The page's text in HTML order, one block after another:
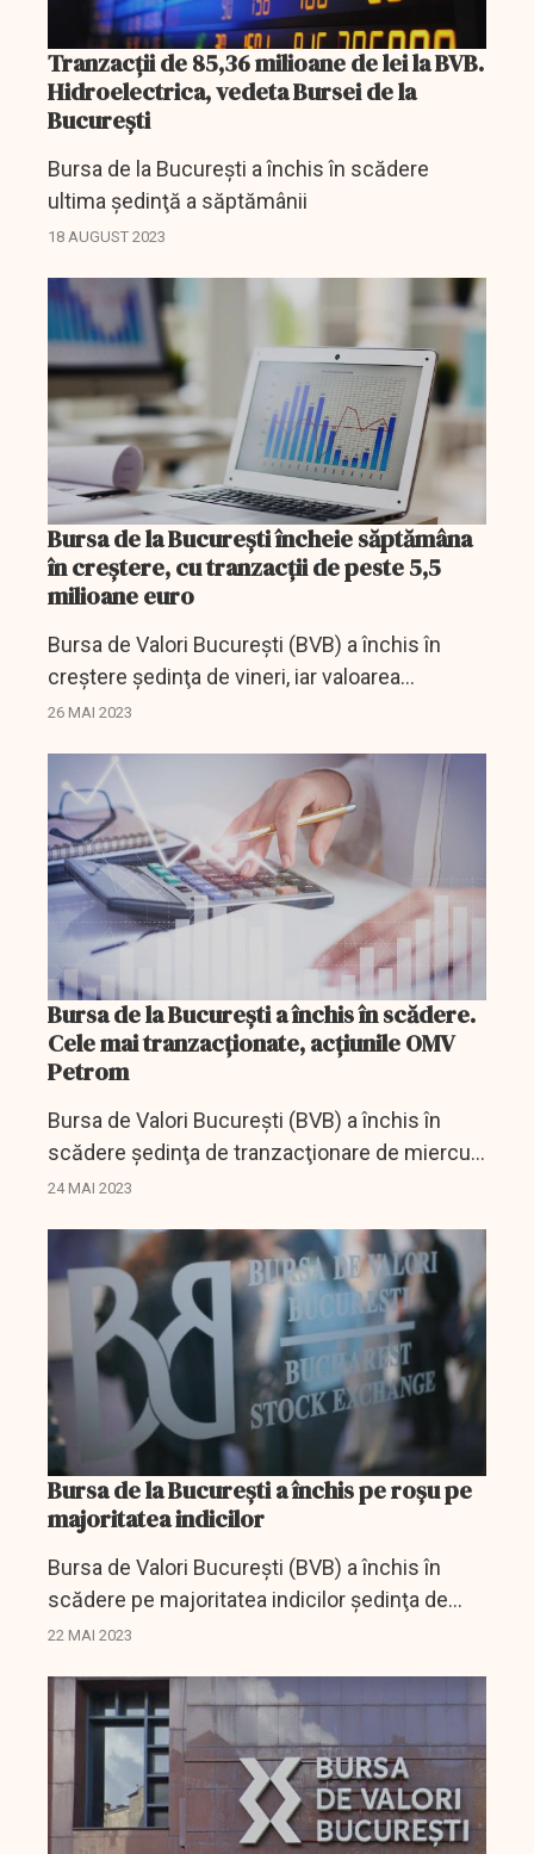
Tranzacții de 85,36 milioane de lei la BVB.
Hidroelectrica, vedeta Bursei de la
București
Bursa de la Bucureşti a închis în scădere
ultima şedinţă a săptămânii
18 AUGUST 2023
Bursa de la Bucureşti încheie săptămâna
în creştere, cu tranzacții de peste 5,5
milioane euro
Bursa de Valori Bucureşti (BVB) a închis în
creştere şedinţa de vineri, iar valoarea
schimburilor s-a situat la 27,38 milioane de lei
26 MAI 2023
Bursa de la Bucureşti a închis în scădere.
Cele mai tranzacționate, acțiunile OMV
Petrom
Bursa de Valori Bucureşti (BVB) a închis în
scădere şedinţa de tranzacţionare de miercuri,
iar valoarea schimburilor s-a situat la 20,38
24 MAI 2023
Bursa de la București a închis pe roșu pe
majoritatea indicilor
Bursa de Valori Bucureşti (BVB) a închis în
scădere pe majoritatea indicilor şedinţa de
tranzacţionare de luni, iar valoarea
(8,52 milioane de...
22 MAI 2023